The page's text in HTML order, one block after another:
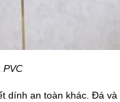
PVC
dính an toàn khác. Đá